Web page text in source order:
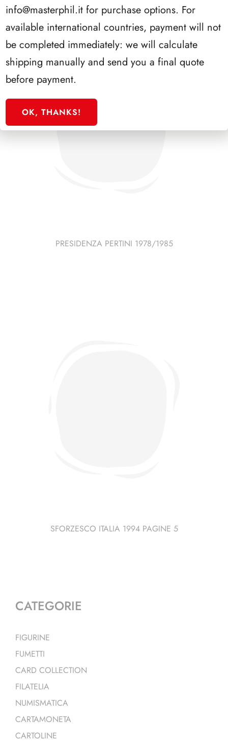
PRESIDENZA PERTINI 1978/1985
SFORZESCO ITALIA 1994 PAGINE 5
CATEGORIE
FIGURINE
FUMETTI
CARD COLLECTION
FILATELIA
NUMISMATICA
CARTAMONETA
CARTOLINE
info@masterphil.it for purchase options. For
available international countries, payment will not
be completed immediately: we will calculate
shipping manually and send you a final quote
before payment.
OK, THANKS!